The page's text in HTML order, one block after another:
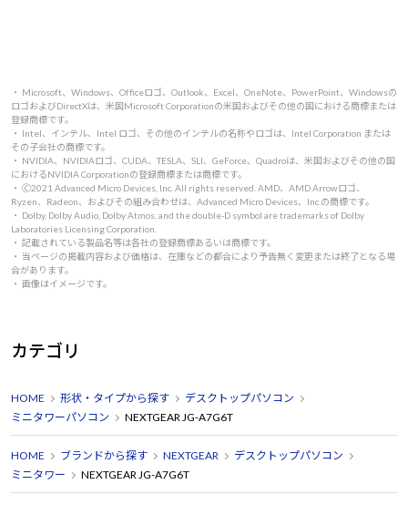
・ Microsoft、Windows、Officeロゴ、Outlook、Excel、OneNote、PowerPoint、Windowsの
ロゴおよびDirectXは、米国Microsoft Corporationの米国およびその他の国における商標または
登録商標です。
・ Intel、インテル、Intel ロゴ、その他のインテルの名称やロゴは、Intel Corporation または
その子会社の商標です。
・ NVIDIA、NVIDIAロゴ、CUDA、TESLA、SLI、GeForce、Quadroは、米国およびその他の国
におけるNVIDIA Corporationの登録商標または商標です。
・ 🄫2021 Advanced Micro Devices, Inc. All rights reserved. AMD、AMD Arrowロゴ、
Ryzen、Radeon、およびその組み合わせは、Advanced Micro Devices、Inc.の商標です。
・ Dolby, Dolby Audio, Dolby Atmos, and the double-D symbol are trademarks of Dolby
Laboratories Licensing Corporation.
・ 記載されている製品名等は各社の登録商標あるいは商標です。
・ 当ページの掲載内容および価格は、在庫などの都合により予告無く変更または終了となる場
合があります。
・ 画像はイメージです。
カテゴリ
HOME 形状・タイプから探す
デスクトップパソコン
ミニタワーパソコン
NEXTGEAR JG-A7G6T
HOME ブランドから探す NEXTGEAR
デスクトップパソコン
ミニタワー
NEXTGEAR JG-A7G6T